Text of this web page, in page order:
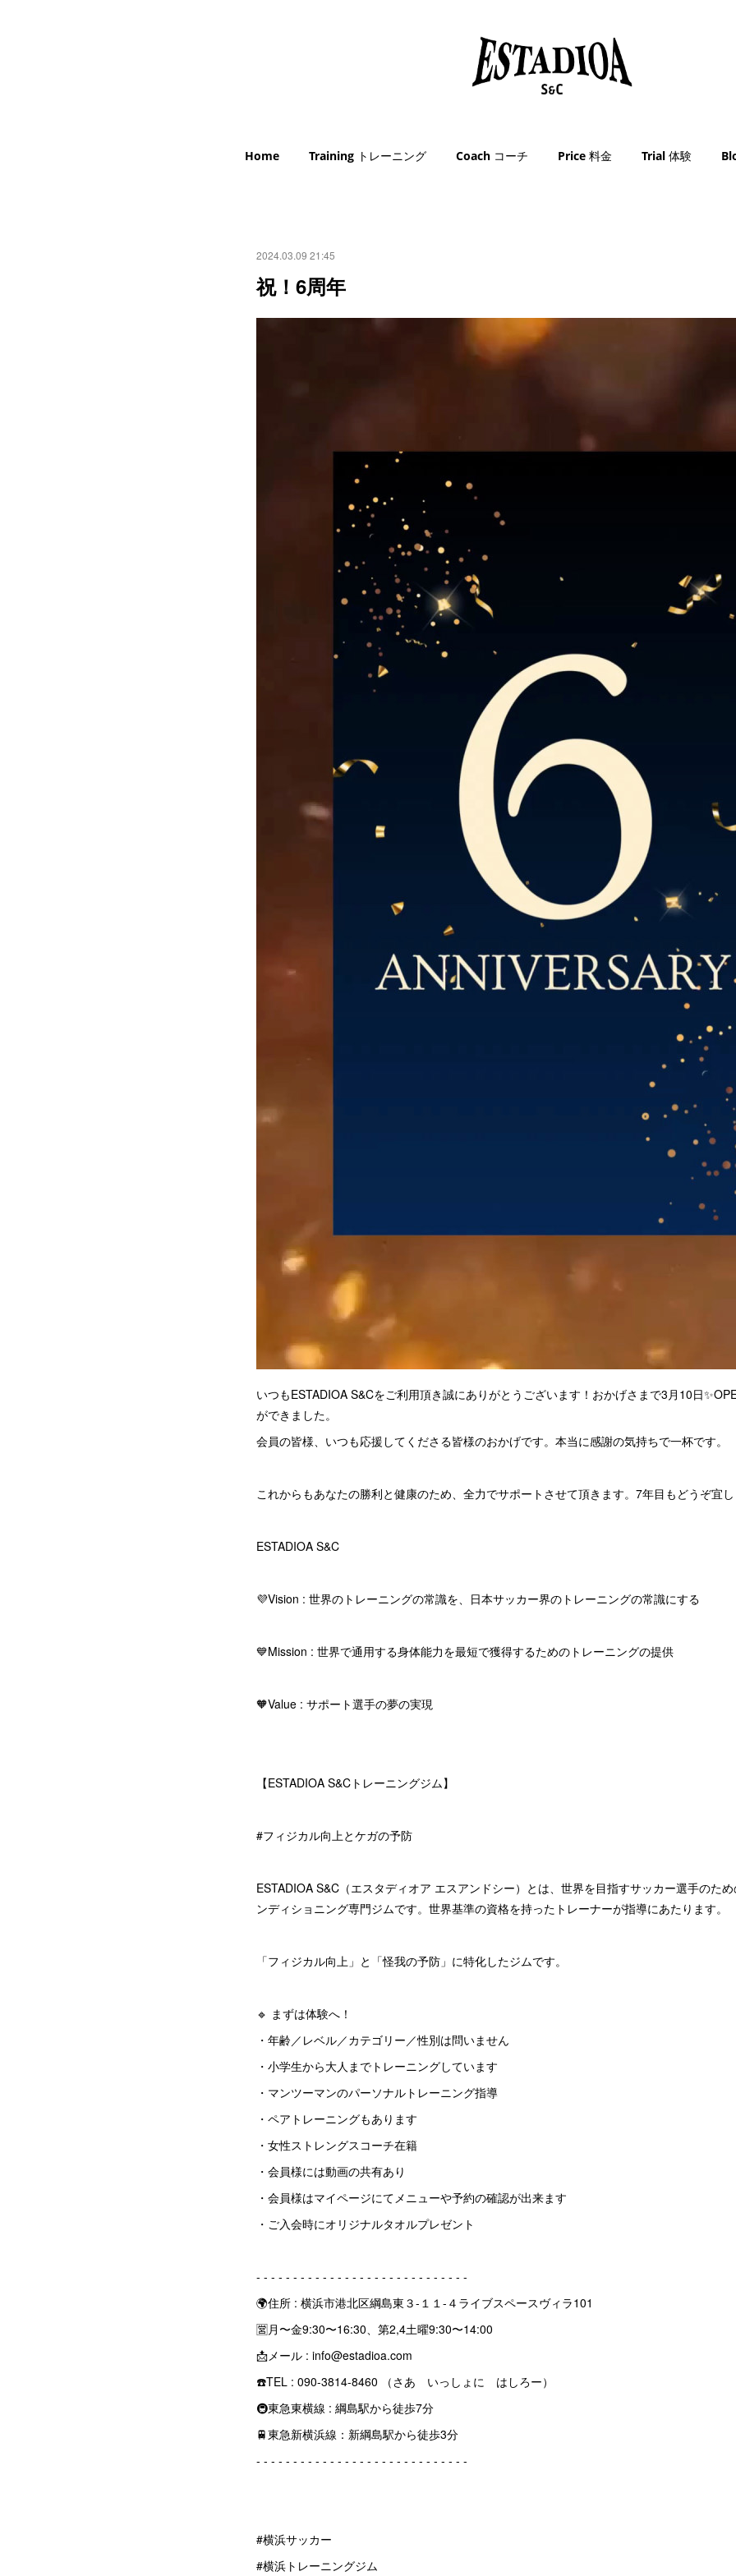
Home Training トレーニング Coach コーチ Price 料金 Trial 体験
2024.03.09 21:45
祝！6周年
いつもESTADIOA S&Cをご利用頂き誠にありがとうございます！おかげさまで3月10日
ができました。
会員の皆様、いつも応援してくださる皆様のおかげです。本当に感謝の気持ちで一杯です。
これからもあなたの勝利と健康のため、全力でサポートさせて頂きます。7年目もどうぞ宜し
ESTADIOA S&C
💜Vision : 世界のトレーニングの常識を、日本サッカー界のトレーニングの常識にする
💙Mission : 世界で通用する身体能力を最短で獲得するためのトレーニングの提供
🧡Value : サポート選手の夢の実現
【ESTADIOA S&Cトレーニングジム】
#フィジカル向上とケガの予防
ESTADIOA S&C（エスタディオア エスアンドシー）とは、世界を目指すサッカー選手のた
ンディショニング専門ジムです。世界基準の資格を持ったトレーナーが指導にあたります。
「フィジカル向上」と「怪我の予防」に特化したジムです。
🔹 まずは体験へ！
・年齢／レベル／カテゴリー／性別は問いません
・小学生から大人までトレーニングしています
・マンツーマンのパーソナルトレーニング指導
・ペアトレーニングもあります
・女性ストレングスコーチ在籍
・会員様には動画の共有あり
・会員様はマイページにてメニューや予約の確認が出来ます
・ご入会時にオリジナルタオルプレゼント
‐ ‐ ‐ ‐ ‐ ‐ ‐ ‐ ‐ ‐ ‐ ‐ ‐ ‐ ‐ ‐ ‐ ‐ ‐ ‐ ‐ ‐ ‐ ‐ ‐ ‐ ‐ ‐ ‐
🌍住所 : 横浜市港北区綱島東３-１１-４ライブスペースヴィラ101
🈺月〜金9:30〜16:30、第2,4土曜9:30〜14:00
📩メール : info@estadioa.com
☎️TEL : 090-3814-8460 （さあ いっしょに はしろー）
🚇東急東横線 : 綱島駅から徒歩7分
🚆東急新横浜線：新綱島駅から徒歩3分
‐ ‐ ‐ ‐ ‐ ‐ ‐ ‐ ‐ ‐ ‐ ‐ ‐ ‐ ‐ ‐ ‐ ‐ ‐ ‐ ‐ ‐ ‐ ‐ ‐ ‐ ‐ ‐ ‐
#横浜サッカー
#横浜トレーニングジム